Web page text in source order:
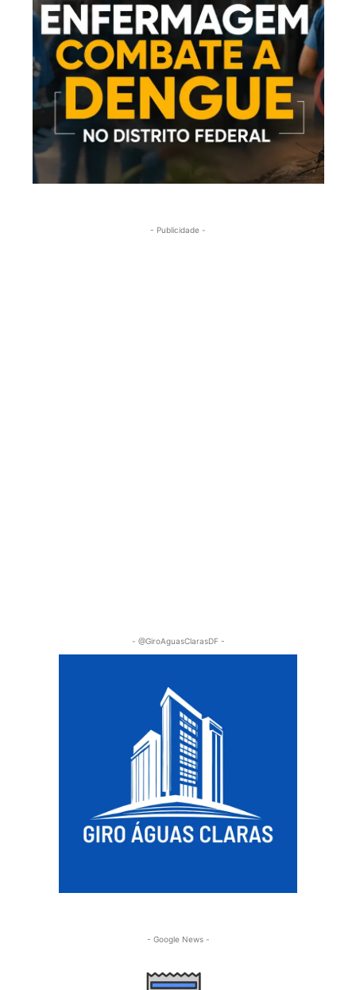
- Publicidade -
- @GiroAguasClarasDF -
- Google News -